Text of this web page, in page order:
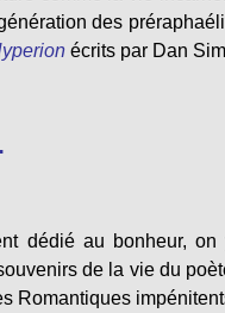
des
écrits par Dan
dédié au bonheur,
de la vie du
Romantiques